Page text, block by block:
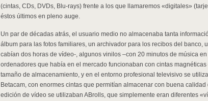
(cintas, CDs, DVDs, Blu-rays) frente a los que llamaremos «digitales»
éstos últimos en pleno auge.
Un par de décadas atrás, el usuario medio no almacenaba tanta
álbum para las fotos familiares, un archivador para los recibos del banco,
cabían dos horas de vídeo-, algunos vinilos –con 20 minutos de música
ordenadores que había en el mercado funcionaban con cintas
tamaño de almacenamiento, y en el entorno profesional televisivo se
Betacam, con enormes cintas que permitían almacenar con buena
edición de vídeo se utilizaban ABrolls, que simplemente eran diferentes